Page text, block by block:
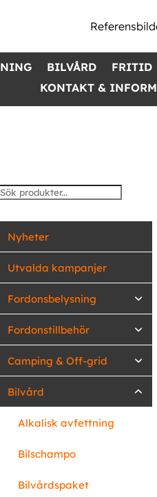
BILVÅRD FRITID
KONTAKT &
Nyheter
Utvalda kampanjer
Fordonsbelysning
Fordonstillbehör
Camping & Off-grid
Bilvård
Alkalisk avfettning
Bilschampo
Bilvårdspaket